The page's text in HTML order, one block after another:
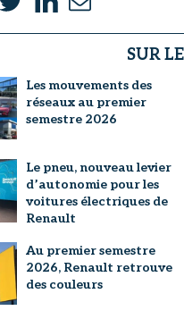
SUR
Les mouvements des
réseaux au premier
semestre 2026
Le pneu, nouveau levier
d’autonomie pour les
voitures électriques de
Renault
Au premier semestre
2026, Renault retrouve
des couleurs